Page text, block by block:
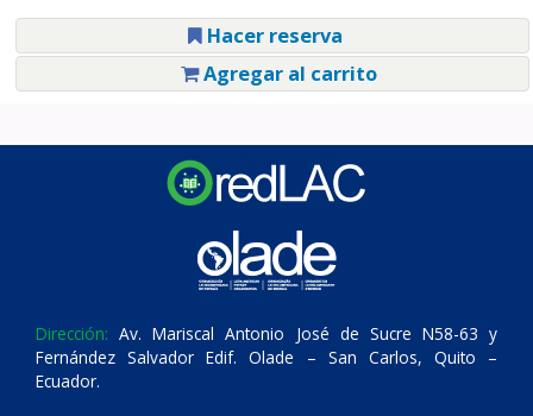
Hacer reserva
Agregar al carrito
Dirección: Av. Mariscal Antonio José de Sucre N58-63 y
Fernández Salvador Edif. Olade – San Carlos, Quito –
Ecuador.